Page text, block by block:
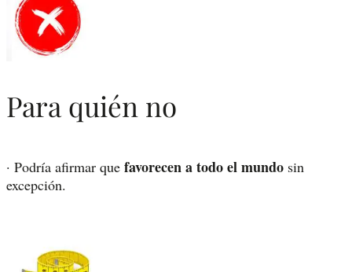
Para quién no
· Podría afirmar que favorecen a todo el mundo sin
excepción.